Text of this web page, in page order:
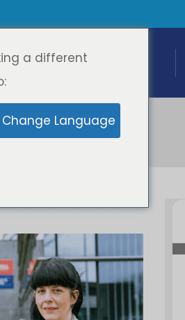
Educație digitală
a different
Change Language